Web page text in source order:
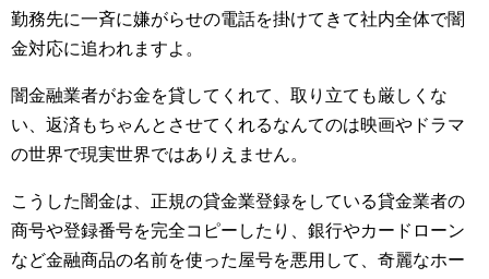
勤務先に一斉に嫌がらせの電話を掛けてきて社内全体で闇
金対応に追われますよ。
闇金融業者がお金を貸してくれて、取り立ても厳しくな
い、返済もちゃんとさせてくれるなんてのは映画やドラマ
の世界で現実世界ではありえません。
こうした闇金は、正規の貸金業登録をしている貸金業者の
商号や登録番号を完全コピーしたり、銀行やカードローン
など金融商品の名前を使った屋号を悪用して、奇麗なホー